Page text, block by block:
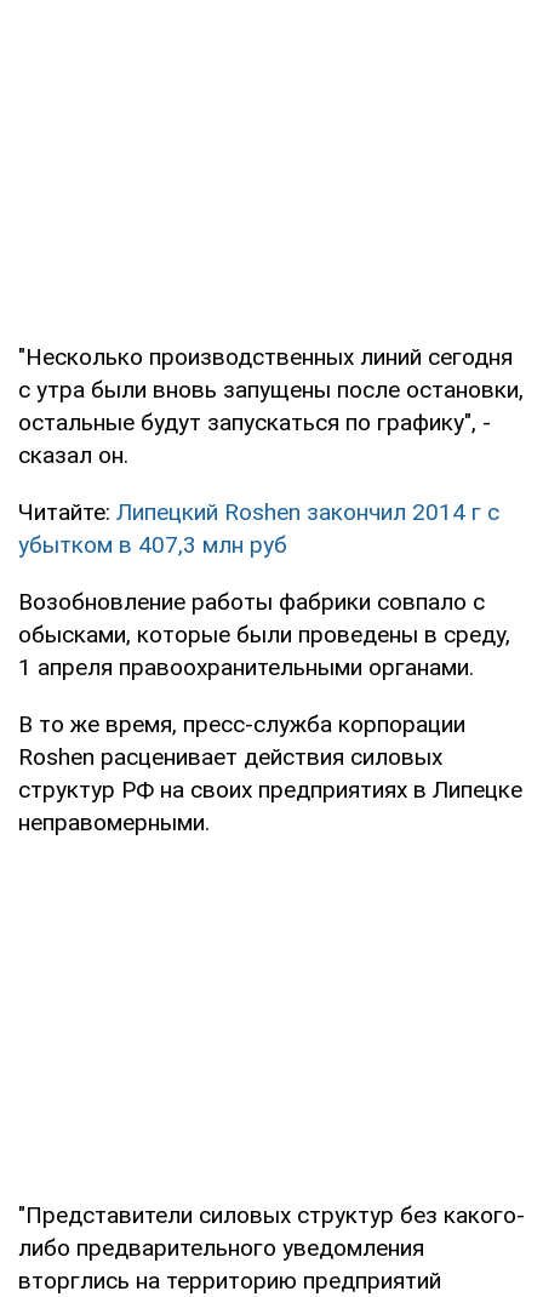
"Несколько производственных линий сегодня
с утра были вновь запущены после остановки,
остальные будут запускаться по графику", -
сказал он.
Читайте: Липецкий Roshen закончил 2014 г с
убытком в 407,3 млн руб
Возобновление работы фабрики совпало с
обысками, которые были проведены в среду,
1 апреля правоохранительными органами.
В то же время, пресс-служба корпорации
Roshen расценивает действия силовых
структур РФ на своих предприятиях в Липецке
неправомерными.
"Представители силовых структур без какого-
либо предварительного уведомления
вторглись на территорию предприятий